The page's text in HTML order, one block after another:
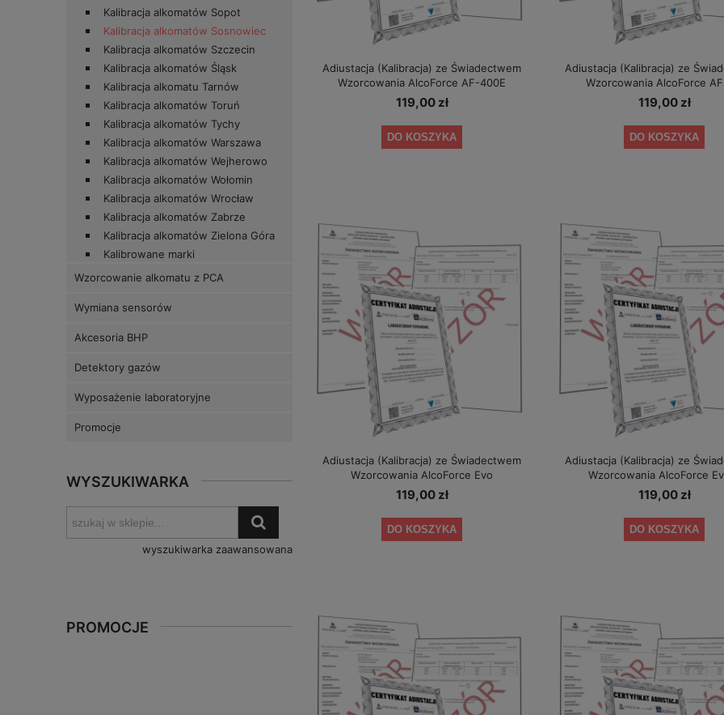
Kalibracja alkomatów Sopot
Kalibracja alkomatów Sosnowiec
Kalibracja alkomatów Szczecin
Kalibracja alkomatów Śląsk
Kalibracja alkomatu Tarnów
Kalibracja alkomatów Toruń
Kalibracja alkomatów Tychy
Kalibracja alkomatów Warszawa
Kalibracja alkomatów Wejherowo
Kalibracja alkomatów Wołomin
Kalibracja alkomatów Wrocław
Kalibracja alkomatów Zabrze
Kalibracja alkomatów Zielona Góra
Kalibrowane marki
Wzorcowanie alkomatu z PCA
Wymiana sensorów
Akcesoria BHP
Detektory gazów
Wyposażenie laboratoryjne
Promocje
WYSZUKIWARKA
wyszukiwarka zaawansowana
PROMOCJE
Adiustacja (Kalibracja) ze Świadectwem
Wzorcowania AlcoForce AF-400E
119,00 zł
DO KOSZYKA
Adiustacja (Kalibracja) ze
Wzorcowania AlcoForce
119,00 zł
DO KOSZYKA
Adiustacja (Kalibracja) ze Świadectwem
Wzorcowania AlcoForce Evo
119,00 zł
DO KOSZYKA
Adiustacja (Kalibracja) ze
Wzorcowania AlcoForce
119,00 zł
DO KOSZYKA